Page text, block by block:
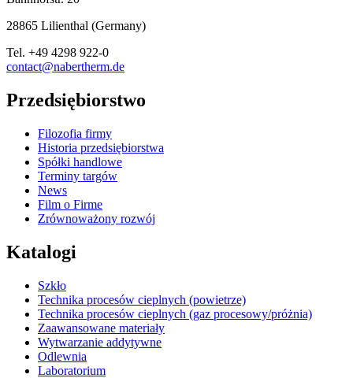
28865 Lilienthal (Germany)
Tel. +49 4298 922-0
contact@nabertherm.de
Przedsiębiorstwo
Filozofia firmy
Historia przedsiębiorstwa
Spółki handlowe
Terminy targów
News
Film o Firme
Zrównoważony rozwój
Katalogi
Szkło
Technika procesów cieplnych (powietrze)
Technika procesów cieplnych (gaz procesowy/próżnia)
Zaawansowane materiały
Wytwarzanie addytywne
Odlewnia
Laboratorium